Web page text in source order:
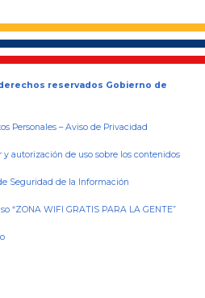
reservados Gobierno de
Personales –Aviso de Privacidad
autorización de uso sobre los contenidos
Seguridad de la Información
“ZONA WIFI GRATIS PARA LA GENTE”